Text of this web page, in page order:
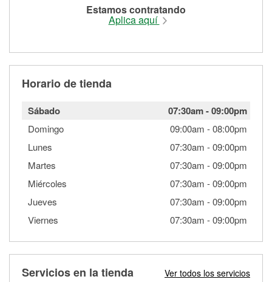
Estamos contratando
Aplica aquí
Horario de tienda
Sábado 07:30am-09:00pm
Domingo 09:00am -08:00pm
Lunes
07:30am -09:00pm
Martes
07:30am -09:00pm
Miércoles
07:30am -09:00pm
Jueves
07:30am -09:00pm
Viernes
07:30am -09:00pm
Servicios en la tienda Ver todos los servicios